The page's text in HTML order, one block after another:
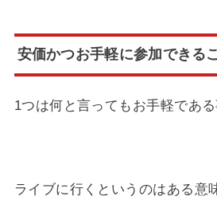
安価かつお手軽に参加できる
1つは何と言ってもお手軽である
ライブに行くというのはある意